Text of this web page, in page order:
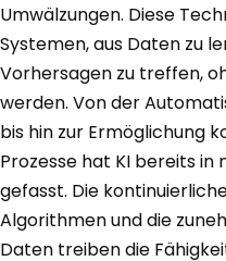
Umwälzungen. Diese
Systemen, aus Daten zu
Vorhersagen zu treffen,
werden. Von der
bis hin zur Ermöglichung
Prozesse hat KI bereits in
gefasst. Die
Algorithmen und die
Daten treiben die